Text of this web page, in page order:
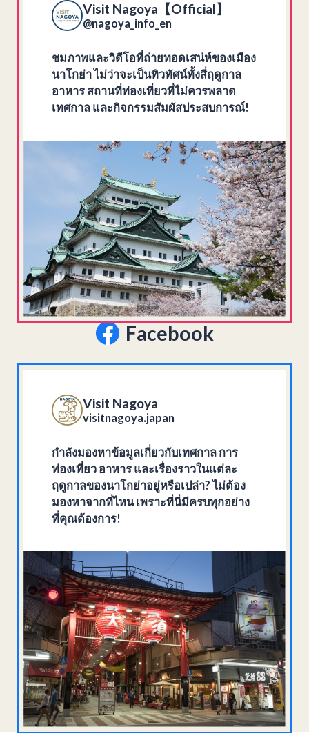
Visit Nagoya【Official】
@nagoya_info_en
ชมภาพและวิดีโอที่ถ่ายทอดเสน่ห์ของเมือง
นาโกย่า ไม่ว่าจะเป็นทิวทัศน์ทั้งสี่ฤดูกาล
อาหาร สถานที่ท่องเที่ยวที่ไม่ควรพลาด
เทศกาล และกิจกรรมสัมผัสประสบการณ์!
Facebook
Visit Nagoya
visitnagoya.japan
กำลังมองหาข้อมูลเกี่ยวกับเทศกาล การ
ท่องเที่ยว อาหาร และเรื่องราวในแต่ละ
ฤดูกาลของนาโกย่าอยู่หรือเปล่า? ไม่ต้อง
มองหาจากที่ไหน เพราะที่นี่มีครบทุกอย่าง
ที่คุณต้องการ!